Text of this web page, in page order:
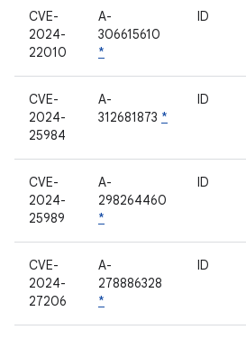
CVE-
2024-
22010
A-
306615610
*
ID
CVE-
2024-
25984
A-
312681873 *
ID
CVE-
2024-
25989
A-
298264460
*
ID
CVE-
2024-
27206
A-
278886328
*
ID